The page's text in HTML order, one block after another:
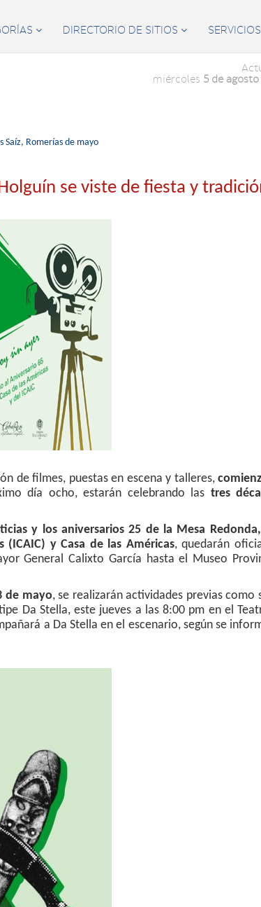
 DIRECTORIO DE SITIOS  SERVICIOS
miércoles 5 de agosto
Saíz, Romerías de mayo
se viste de fiesta y
de filmes, puestas en escena y talleres,
día ocho, estarán celebrando las tres
y los aniversarios 25 de la Mesa
y Casa de las Américas, quedarán
General Calixto García hasta el Museo
de mayo, se realizarán actividades previas como
Da Stella, este jueves a las 8:00 pm en el
a Da Stella en el escenario, según se